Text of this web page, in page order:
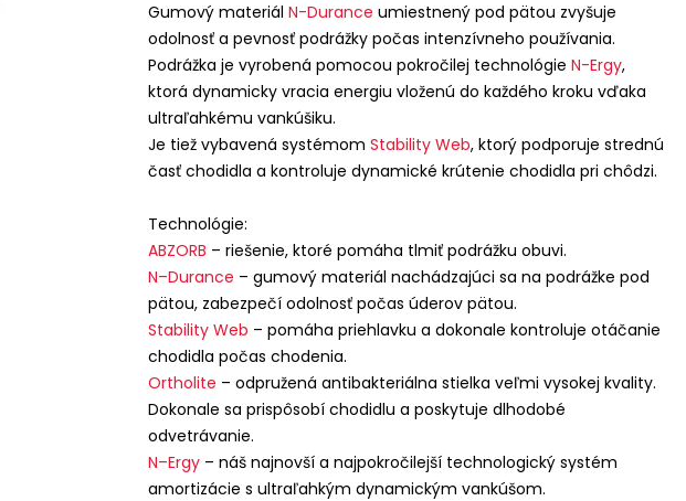
Gumový materiál N-Durance umiestnený pod pätou zvyšuje
odolnosť a pevnosť podrážky počas intenzívneho používania.
Podrážka je vyrobená pomocou pokročilej technológie N-Ergy,
ktorá dynamicky vracia energiu vloženú do každého kroku vďaka
ultraľahkému vankúšiku.
Je tiež vybavená systémom Stability Web, ktorý podporuje strednú
časť chodidla a kontroluje dynamické krútenie chodidla pri chôdzi.
Technológie:
ABZORB – riešenie, ktoré pomáha tlmiť podrážku obuvi.
N–Durance – gumový materiál nachádzajúci sa na podrážke pod
pätou, zabezpečí odolnosť počas úderov pätou.
Stability Web – pomáha priehlavku a dokonale kontroluje otáčanie
chodidla počas chodenia.
Ortholite – odpružená antibakteriálna stielka veľmi vysokej kvality.
Dokonale sa prispôsobí chodidlu a poskytuje dlhodobé
odvetrávanie.
N–Ergy– náš najnovší a najpokročilejší technologický systém
amortizácie s ultraľahkým dynamickým vankúšom.